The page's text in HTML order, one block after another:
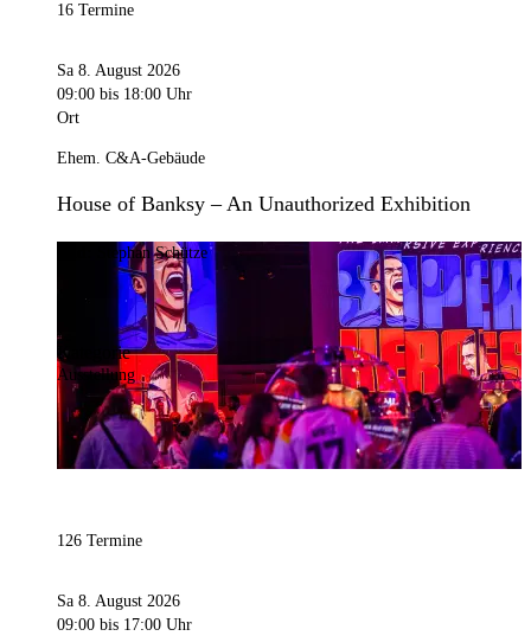
16 Termine
Sa 8. August 2026
09:00 bis 18:00 Uhr
Ort
Ehem. C&A-Gebäude
House of Banksy – An Unauthorized Exhibition
Stephan Schütze
Kategorie
Ausstellung
126 Termine
Sa 8. August 2026
09:00 bis 17:00 Uhr